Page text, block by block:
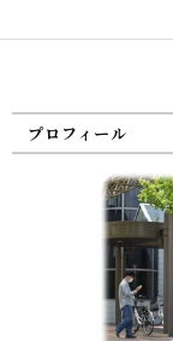
プロフィール